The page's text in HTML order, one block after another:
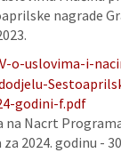
nagrade
o-uslovima-i-
godini-f.pdf
na Nacrt
2024. godinu -